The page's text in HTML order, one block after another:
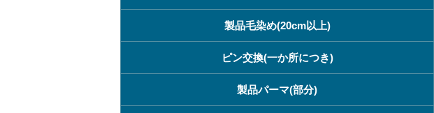
製品毛染め(20cm以上)
ピン交換(一か所につき)
製品パーマ(部分)